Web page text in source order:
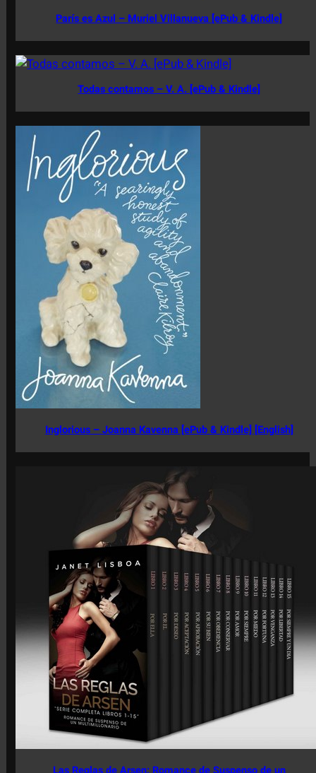
París es Azul – Muriel Villanueva [ePub & Kindle]
Todas contamos – V. A. [ePub & Kindle]
Inglorious – Joanna Kavenna [ePub & Kindle] [English]